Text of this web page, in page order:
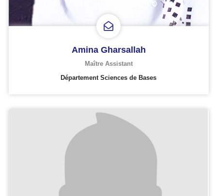
Amina Gharsallah
Maître Assistant
Département Sciences de Bases